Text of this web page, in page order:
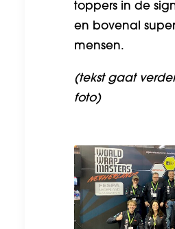
toppers in de
en bovenal
mensen.
(tekst gaat
foto)